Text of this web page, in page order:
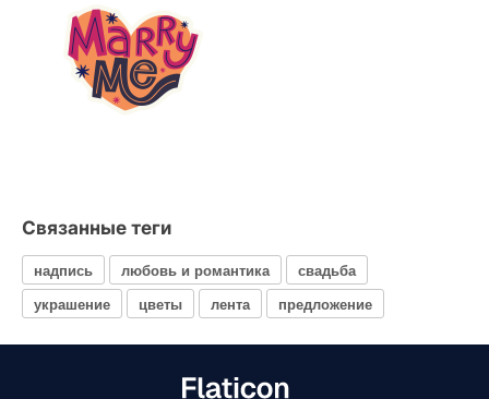
Связанные теги
надпись любовь и романтика
свадьба
украшение
цветы лента предложение